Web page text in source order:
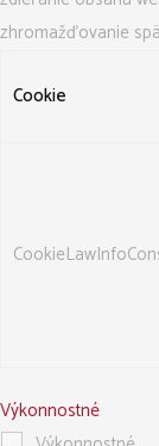
zhromažďovanie
Cookie
Výkonnostné